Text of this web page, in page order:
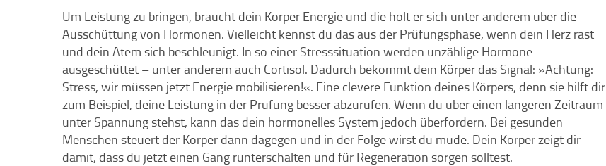
Um Leistung zu bringen, braucht dein Körper Energie und die holt er sich unter anderem über die
Ausschüttung von Hormonen. Vielleicht kennst du das aus der Prüfungsphase, wenn dein Herz rast
und dein Atem sich beschleunigt. In so einer Stresssituation werden unzählige Hormone
ausgeschüttet – unter anderem auch Cortisol. Dadurch bekommt dein Körper das Signal: »Achtung:
Stress, wir müssen jetzt Energie mobilisieren!«. Eine clevere Funktion deines Körpers, denn sie hilft dir
zum Beispiel, deine Leistung in der Prüfung besser abzurufen. Wenn du über einen längeren Zeitraum
unter Spannung stehst, kann das dein hormonelles System jedoch überfordern. Bei gesunden
Menschen steuert der Körper dann dagegen und in der Folge wirst du müde. Dein Körper zeigt dir
damit, dass du jetzt einen Gang runterschalten und für Regeneration sorgen solltest.